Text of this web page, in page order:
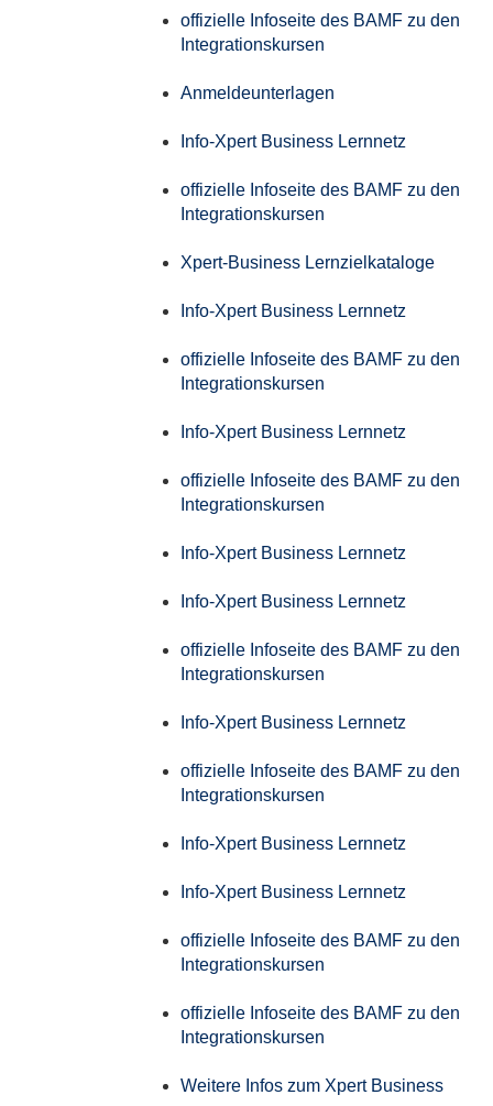
offizielle Infoseite des BAMF zu den
Integrationskursen
Anmeldeunterlagen
Info-Xpert Business Lernnetz
offizielle Infoseite des BAMF zu den
Integrationskursen
Xpert-Business Lernzielkataloge
Info-Xpert Business Lernnetz
offizielle Infoseite des BAMF zu den
Integrationskursen
Info-Xpert Business Lernnetz
offizielle Infoseite des BAMF zu den
Integrationskursen
Info-Xpert Business Lernnetz
Info-Xpert Business Lernnetz
offizielle Infoseite des BAMF zu den
Integrationskursen
Info-Xpert Business Lernnetz
offizielle Infoseite des BAMF zu den
Integrationskursen
Info-Xpert Business Lernnetz
Info-Xpert Business Lernnetz
offizielle Infoseite des BAMF zu den
Integrationskursen
offizielle Infoseite des BAMF zu den
Integrationskursen
Weitere Infos zum Xpert Business